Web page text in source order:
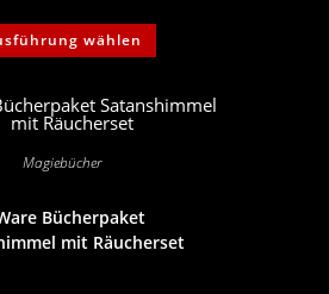
wählen Dieses
weist
Varianten
auf.
werden
Magiebücher
Bücherpaket
mit Räucherset